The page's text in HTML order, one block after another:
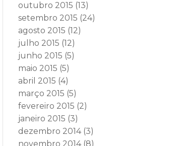
outubro 2015 (13)
setembro 2015 (24)
agosto 2015 (12)
julho 2015 (12)
junho 2015 (5)
maio 2015 (5)
abril 2015 (4)
março 2015 (5)
fevereiro 2015 (2)
janeiro 2015 (3)
dezembro 2014(3)
novembro 2014(8)